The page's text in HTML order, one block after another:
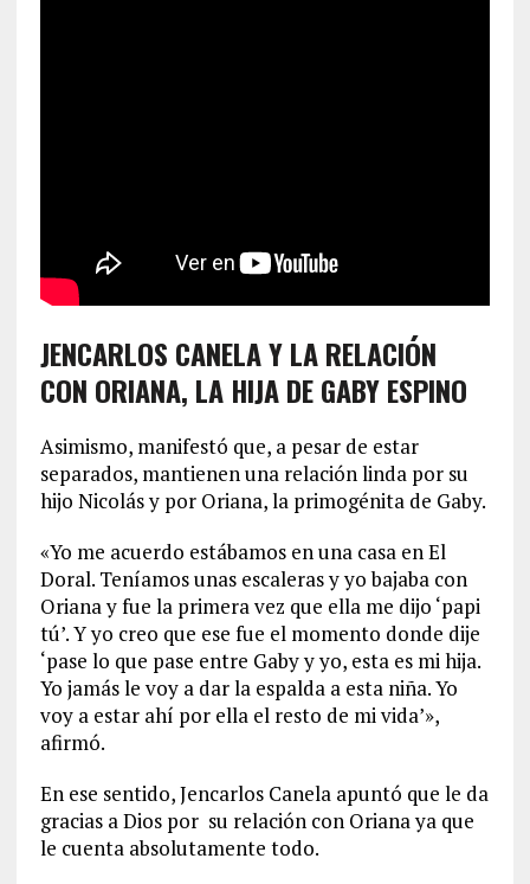
JENCARLOS CANELA Y LA RELACIÓN
CON ORIANA, LA HIJA DE GABY ESPINO
Asimismo, manifestó que, a pesar de estar
separados, mantienen una relación linda por su
hijo Nicolás y por Oriana, la primogénita de Gaby.
«Yo me acuerdo estábamos en una casa en El
Doral. Teníamos unas escaleras y yo bajaba con
Oriana y fue la primera vez que ella me dijo ‘papi
tú’. Y yo creo que ese fue el momento donde dije
‘pase lo que pase entre Gaby y yo, esta es mi hija.
Yo jamás le voy a dar la espalda a esta niña. Yo
voy a estar ahí por ella el resto de mi vida’»,
afirmó.
En ese sentido, Jencarlos Canela apuntó que le da
gracias a Dios por su relación con Oriana ya que
le cuenta absolutamente todo.